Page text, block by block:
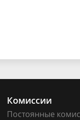
Комиссии
Постоянные